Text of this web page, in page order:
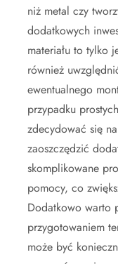
niż metal czy
dodatkowych
materiału to tylko
również
ewentualnego
przypadku
zdecydować się
zaoszczędzić
skomplikowane
pomocy, co
Dodatkowo warto
przygotowaniem
może być